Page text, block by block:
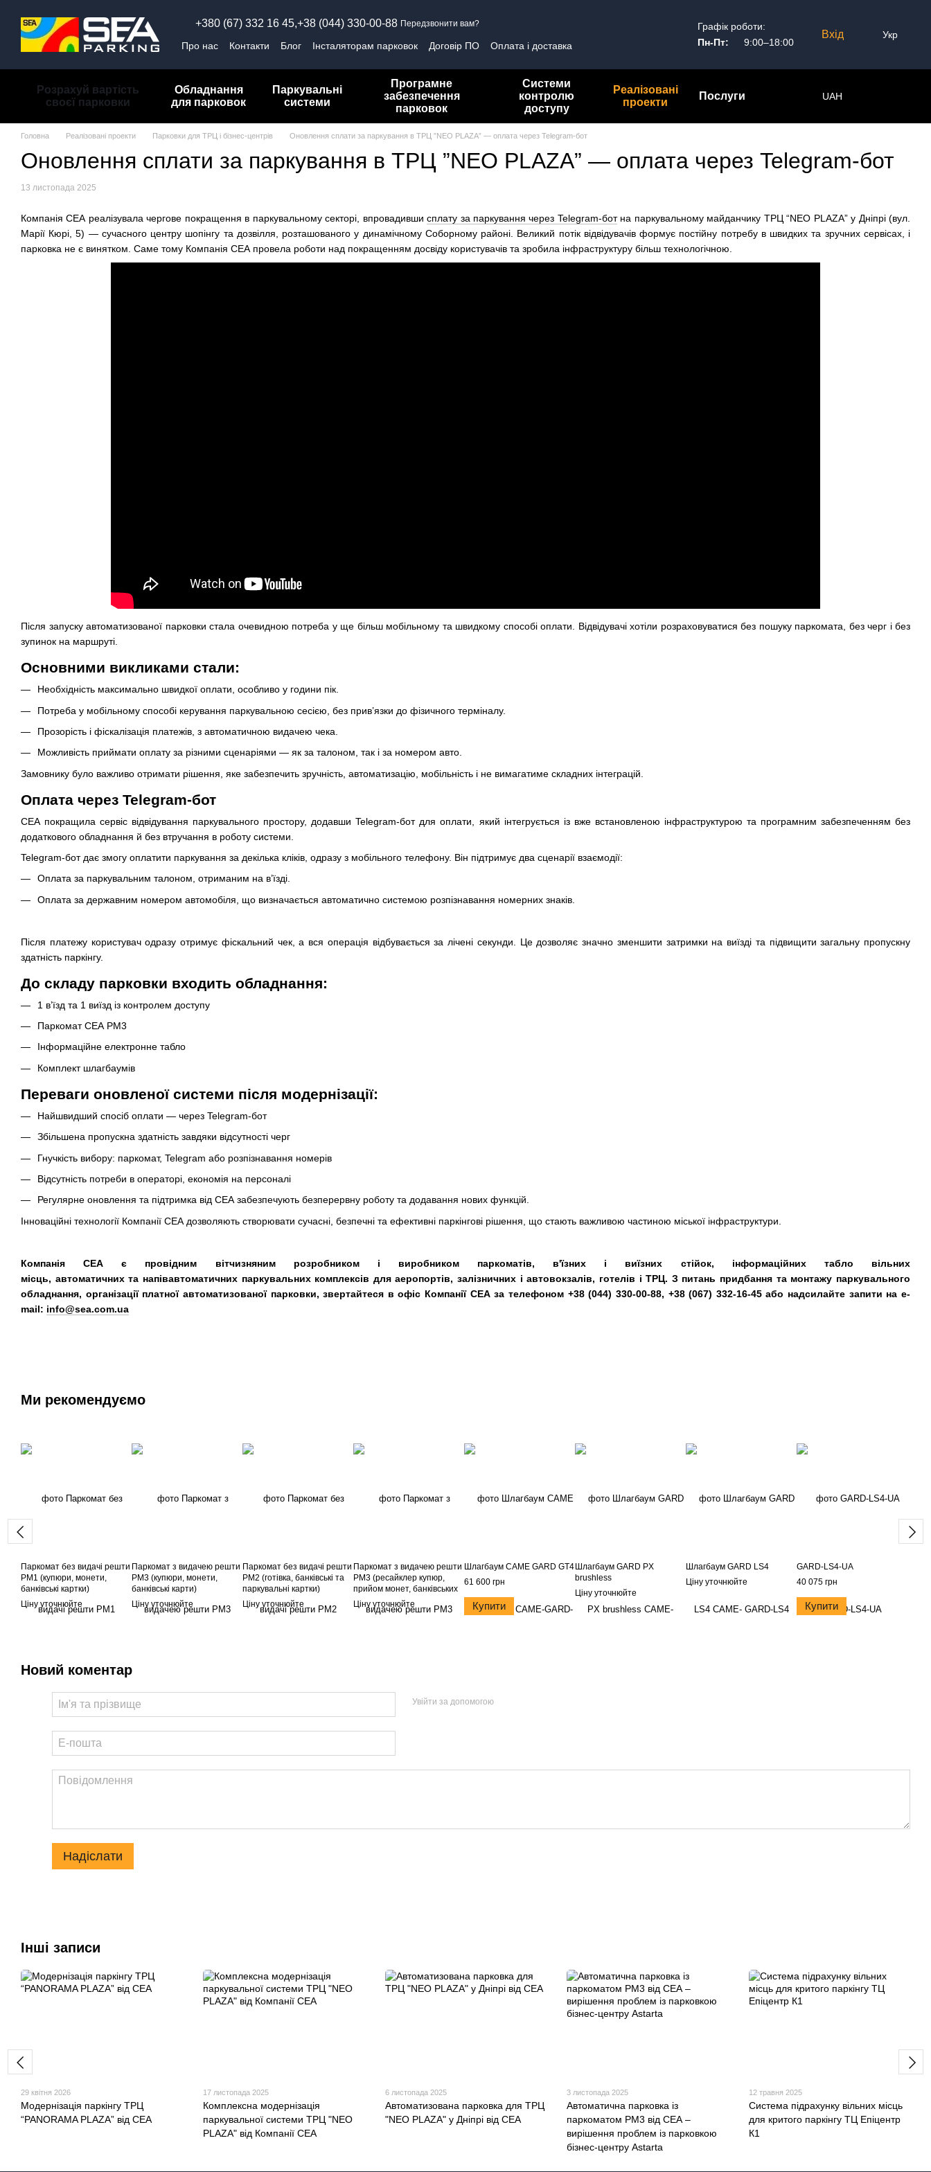
+380 (67) 332 16 45,+38 (044) 330-00-88 Передзвонити вам?
Про нас Контакти Блог Інсталяторам парковок Договір ПО
Оплата і доставка
Графік роботи:
Пн-Пт:
9:00–18:00
Вхід Укр
Розрахуй вартість
своєї парковки
Обладнання
для парковок
Паркувальні
системи
Програмне
забезпечення
парковок
Системи
контролю
доступу
Реалізовані
проекти
Послуги UAH
Головна Реалізовані проекти Парковки для ТРЦ і бізнес-центрів Оновлення сплати за паркування в ТРЦ ”NEO PLAZA” — оплата через Telegram-бот
Оновлення сплати за паркування в ТРЦ ”NEO PLAZA” — оплата через Telegram-бот
13 листопада 2025
Компанія СЕА реалізувала чергове покращення в паркувальному секторі, впровадившисплату за паркування через Telegram-ботна паркувальному майданчику ТРЦ “NEO PLAZA” у Дніпрі (вул.
Марії Кюрі, 5) — сучасного центру шопінгу та дозвілля, розташованого у динамічному Соборному районі. Великий потік відвідувачів формує постійну потребу в швидких та зручних сервісах, і
парковка не є винятком. Саме тому Компанія СЕА провела роботи над покращенням досвіду користувачів та зробила інфраструктуру більш технологічною.
Після запуску автоматизованої парковки стала очевидною потреба у ще більш мобільному та швидкому способі оплати. Відвідувачі хотіли розраховуватися без пошуку паркомата, без черг і без
зупинок на маршруті.
Основними викликами стали:
Необхідність максимально швидкої оплати, особливо у години пік.
Потреба у мобільному способі керування паркувальною сесією, без прив’язки до фізичного терміналу.
Прозорість і фіскалізація платежів, з автоматичною видачею чека.
Можливість приймати оплату за різними сценаріями — як за талоном, так і за номером авто.
Замовнику було важливо отримати рішення, яке забезпечить зручність, автоматизацію, мобільність і не вимагатиме складних інтеграцій.
Оплата через Telegram-бот
СЕА покращила сервіс відвідування паркувального простору, додавши Telegram-бот для оплати, який інтегрується із вже встановленою інфраструктурою та програмним забезпеченням без
додаткового обладнання й без втручання в роботу системи.
Telegram-бот дає змогу оплатити паркування за декілька кліків, одразу з мобільного телефону. Він підтримує два сценарії взаємодії:
Оплата за паркувальним талоном, отриманим на в’їзді.
Оплата за державним номером автомобіля, що визначається автоматично системою розпізнавання номерних знаків.
Після платежу користувач одразу отримує фіскальний чек, а вся операція відбувається за лічені секунди. Це дозволяє значно зменшити затримки на виїзді та підвищити загальну пропускну
здатність паркінгу.
До складу парковки входить обладнання:
1 в’їзд та 1 виїзд із контролем доступу
Паркомат СЕА РМ3
Інформаційне електронне табло
Комплект шлагбаумів
Переваги оновленої системи після модернізації:
Найшвидший спосіб оплати — через Telegram-бот
Збільшена пропускна здатність завдяки відсутності черг
Гнучкість вибору: паркомат, Telegram або розпізнавання номерів
Відсутність потреби в операторі, економія на персоналі
Регулярне оновлення та підтримка від СЕА забезпечують безперервну роботу та додавання нових функцій.
Інноваційні технології Компанії СЕА дозволяють створювати сучасні, безпечні та ефективні паркінгові рішення, що стають важливою частиною міської інфраструктури.
Компанія СЕА є провідним вітчизняним розробником і виробником паркоматів, в'їзних і виїзних стійок, інформаційних табло вільних
місць, автоматичних та напівавтоматичних паркувальних комплексів для аеропортів, залізничних і автовокзалів, готелів і ТРЦ. З питань придбання та монтажу паркувального
обладнання, організації платної автоматизованої парковки, звертайтеся в офіс​ Компанії СЕА за телефоном +38 (044) 330-00-88, +38 (067) 332-16-45 або надсилайте запити на e-
mail: info@sea.com.ua
Ми рекомендуємо
Паркомат без видачі решти
РМ1 (купюри, монети,
банківські картки)
Ціну уточнюйте
Паркомат з видачею решти
РМ3 (купюри, монети,
банківські карти)
Ціну уточнюйте
Паркомат без видачі решти
РМ2 (готівка, банківські та
паркувальні картки)
Ціну уточнюйте
Паркомат з видачею решти
РМ3 (ресайклер купюр,
прийом монет, банківських
карт)
Ціну уточнюйте
Шлагбаум CAME GARD GT4
61 600 грн
Купити
Шлагбаум GARD PX
brushless
Ціну уточнюйте
Шлагбаум GARD LS4
Ціну уточнюйте
GARD-LS4-UA
40 075 грн
Купити
Новий коментар
Увійти за допомогою
Надіслати
Інші записи
29 квітня 2026
Модернізація паркінгу ТРЦ
“PANORAMA PLAZA” від СЕА
17 листопада 2025
Комплексна модернізація
паркувальної системи ТРЦ "NEO
PLAZA" від Компанії СЕА
6 листопада 2025
Автоматизована парковка для ТРЦ
"NEO PLAZA" у Дніпрі від СЕА
3 листопада 2025
Автоматична парковка із
паркоматом PM3 від СЕА –
вирішення проблем із парковкою
бізнес-центру Astarta
12 травня 2025
Система підрахунку вільних місць
для критого паркінгу ТЦ Епіцентр
К1